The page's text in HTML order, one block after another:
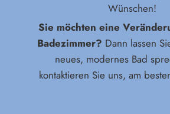
Wünschen!
Sie möchten eine
Badezimmer? Dann lassen
neues, modernes Bad
kontaktieren Sie uns, am